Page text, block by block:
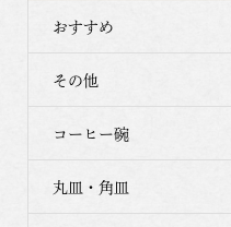
おすすめ
その他
コーヒー碗
丸皿・角皿